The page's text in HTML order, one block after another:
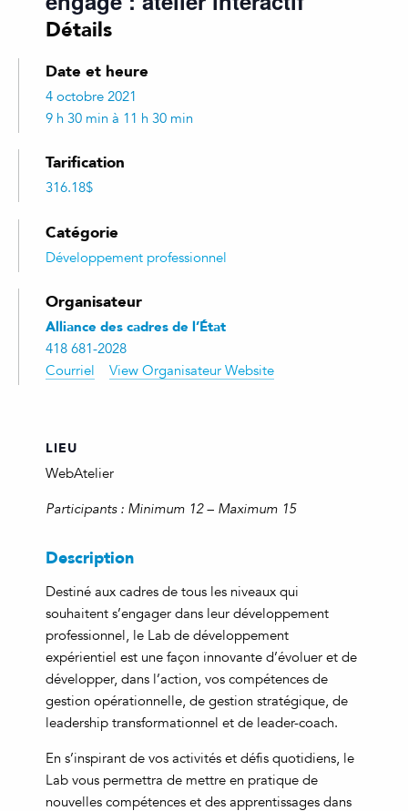
Détails
Date et heure
4 octobre 2021
9 h 30 min à 11 h 30 min
Tarification
316.18$
Catégorie
Développement professionnel
Organisateur
Alliance des cadres de l’État
418 681-2028
Courriel
View Organisateur Website
LIEU
WebAtelier
Participants : Minimum 12 – Maximum 15
Description
Destiné aux cadres de tous les niveaux qui
souhaitent s’engager dans leur développement
professionnel, le Lab de développement
expérientiel est une façon innovante d’évoluer et de
développer, dans l’action, vos compétences de
gestion opérationnelle, de gestion stratégique, de
leadership transformationnel et de leader-coach.
En s’inspirant de vos activités et défis quotidiens, le
Lab vous permettra de mettre en pratique de
nouvelles compétences et des apprentissages dans